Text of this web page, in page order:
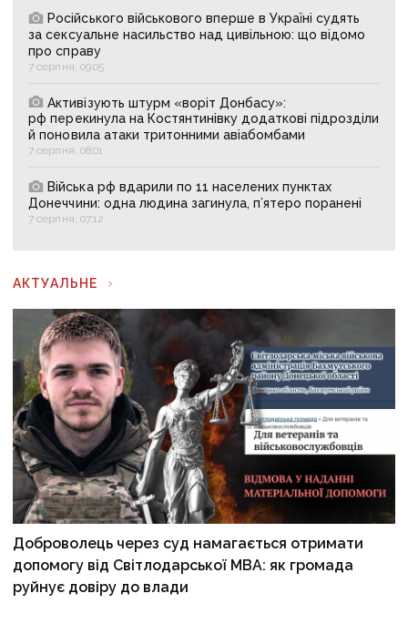
Російського військового вперше в Україні судять
за сексуальне насильство над цивільною: що відомо
про справу
7 серпня, 09:05
Активізують штурм «воріт Донбасу»:
рф перекинула на Костянтинівку додаткові підрозділи
й поновила атаки тритонними авіабомбами
7 серпня, 08:01
Війська рф вдарили по 11 населених пунктах
Донеччини: одна людина загинула, п’ятеро поранені
7 серпня, 07:12
АКТУАЛЬНЕ
Доброволець через суд намагається отримати
допомогу від Світлодарської МВА: як громада
руйнує довіру до влади